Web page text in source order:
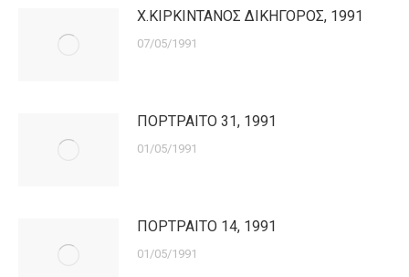
Χ.ΚΙΡΚΙΝΤΑΝΟΣ ΔΙΚΗΓΟΡΟΣ, 1991
07/05/1991
ΠΟΡΤΡΑΙΤΟ 31, 1991
01/05/1991
ΠΟΡΤΡΑΙΤΟ 14, 1991
01/05/1991